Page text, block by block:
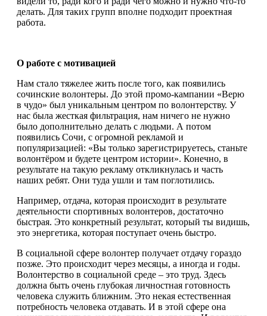
делать. Для таких групп вполне подходит проектная
работа.
О работе с мотивацией
Нам стало тяжелее жить после того, как появились
сочинские волонтеры. До этой промо-кампании «Верю
в чудо» был уникальным центром по волонтерству. У
нас была жесткая фильтрация, нам ничего не нужно
было дополнительно делать с людьми. А потом
появились Сочи, с огромной рекламой и
популяризацией: «Вы только зарегистрируетесь, станьте
волонтёром и будете центром истории». Конечно, в
результате на такую рекламу откликнулась и часть
наших ребят. Они туда ушли и там поглотились.
Например, отдача, которая происходит в результате
деятельности спортивных волонтеров, достаточно
быстрая. Это конкретный результат, который ты видишь,
это энергетика, которая поступает очень быстро.
В социальной сфере волонтер получает отдачу гораздо
позже. Это происходит через месяцы, а иногда и годы.
Волонтерство в социальной среде – это труд. Здесь
должна быть очень глубокая личностная готовность
человека служить ближним. Это некая естественная
потребность человека отдавать. И в этой сфере она